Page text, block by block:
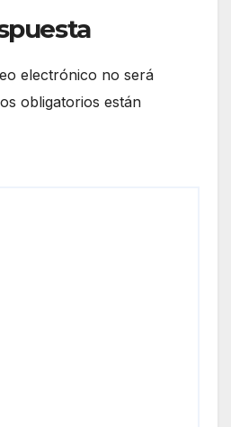
electrónico no será
obligatorios están